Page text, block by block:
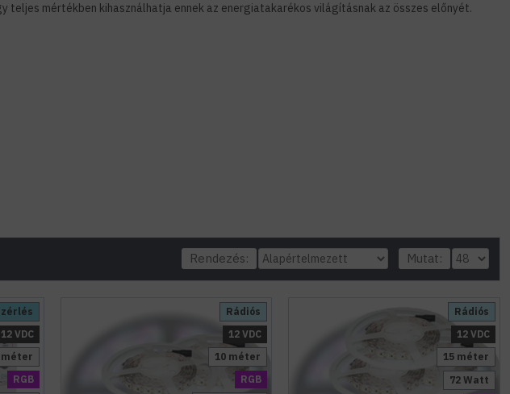
mértékben kihasználhatja ennek az energiatakarékos világításnak az összes előnyét.
Rendezés: Mutat:
RGB
12 VDC
méter
RGB
Rádiós
12 VDC
10 méter
Rádiós
12 VDC
15 méter
72 Watt